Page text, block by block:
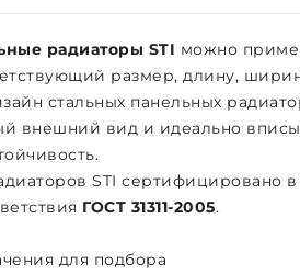
радиаторы STI можно
размер, длину,
стальных панельных
внешний вид и идеально
STI сертифицировано
ГОСТ 31311-2005.
для подбора